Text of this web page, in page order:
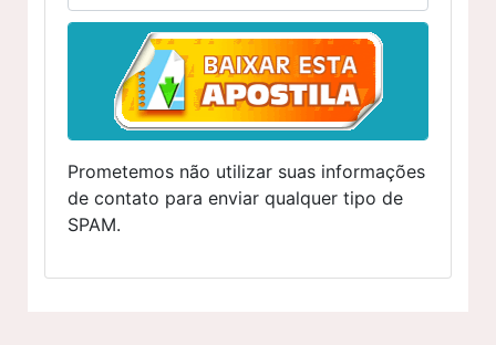
Prometemos não utilizar suas informações
de contato para enviar qualquer tipo de
SPAM.